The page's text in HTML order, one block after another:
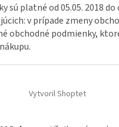
sú platné od 05.05. 2018 do
v prípade zmeny
obchodné podmienky,
Vytvoril Shoptet